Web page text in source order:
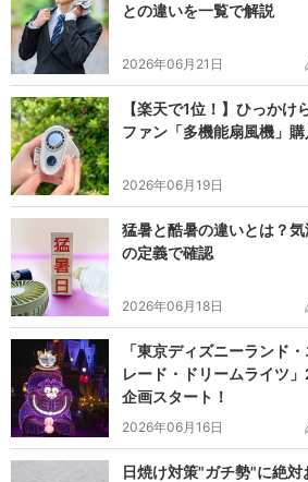
との違いを一覧で解説
2026年06月21日
【楽天で1位！】ひっかけ
ファン「多機能扇風機」
2026年06月19日
猛暑と酷暑の違いとは？
の定義で確認
2026年06月18日
「東京ディズニーランド
レード・ドリームライツ
企画スタート！
2026年06月16日
日焼け対策"ガチ勢"に絶対